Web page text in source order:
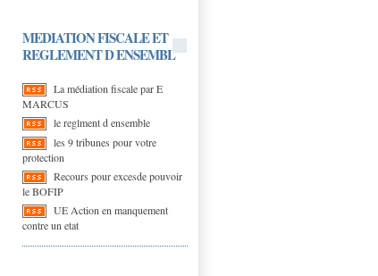
MEDIATION FISCALE ET
REGLEMENT D ENSEMBL
La médiation fiscale par E
MARCUS
le reglment d ensemble
les 9 tribunes pour votre
protection
Recours pour excesde pouvoir
le BOFIP
UE Action en manquement
contre un etat